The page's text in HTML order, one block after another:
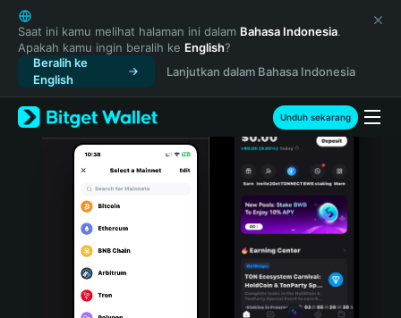
English
日本語
Tiếng Việt
Русский
Español (Latinoamérica)
Türkçe
Italiano
Português (Portugal)
Bahasa Indonesia
Saat ini kamu melihat halaman ini dalam Bahasa Indonesia.
Apakah kamu ingin beralih ke English?
Beralih ke
English
Lanjutkan dalam Bahasa Indonesia
Unduh sekarang